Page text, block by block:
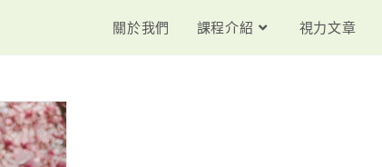
關於我們 課程介紹 視力文章